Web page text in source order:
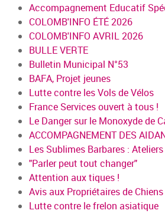
Accompagnement Educatif
COLOMB'INFO ÉTÉ 2026
COLOMB'INFO AVRIL 2026
BULLE VERTE
Bulletin Municipal N°53
BAFA, Projet jeunes
Lutte contre les Vols de Vélos
France Services ouvert à tous !
Le Danger sur le Monoxyde de
ACCOMPAGNEMENT DES
Les Sublimes Barbares :
"Parler peut tout changer"
Attention aux tiques !
Avis aux Propriétaires de Chiens
Lutte contre le frelon asiatique